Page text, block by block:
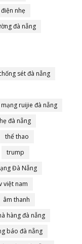
nhẹ
đà nẵng
sét đà nẵng
ruijie đà nẵng
đà nẵng
thể thao
trump
Đà Nẵng
việt nam
âm thanh
hàng đà nẵng
báo đà nẵng